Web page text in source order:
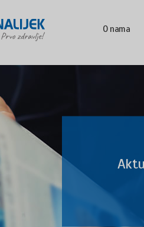
O nama